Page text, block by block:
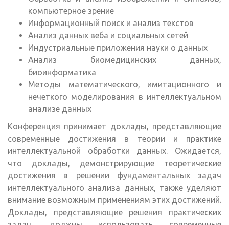
компьютерное зрение
Информационный поиск и анализ текстов
Анализ данных веба и социальных сетей
Индустриальные приложения науки о данных
Анализ биомедицинских данных,
биоинформатика
Методы математического, имитационного и
нечеткого моделирования в интеллектуальном
анализе данных
Конференция принимает доклады, представляющие
современные достижения в теории и практике
интеллектуальной обработки данных. Ожидается,
что доклады, демонстрирующие теоретические
достижения в решении фундаментальных задач
интеллектуального анализа данных, также уделяют
внимание возможным применениям этих достижений.
Доклады, представляющие решения практических